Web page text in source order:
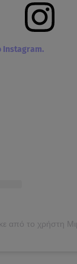
Instagram.
από το χρήστη